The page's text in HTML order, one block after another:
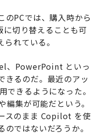
のPCでは、購入時から
切り替えることも可
れている。
、PowerPoint といっ
きるのだ。最近のアッ
きるようになった。
集が可能だという。
スのまま Copilot を使
ではないだろうか。